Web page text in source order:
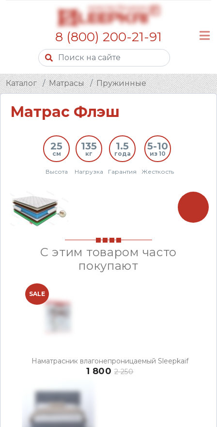
8 (800) 200-21-91
Каталог Матрасы Пружинные
Матрас Флэш
25
см
Высота
135
кг
Нагрузка
1.5
года
Гарантия
5-10
из 10
Жесткость
С этим товаром часто
покупают
SALE
Наматрасник влагонепроницаемый Sleepkaif
1 800 2 250